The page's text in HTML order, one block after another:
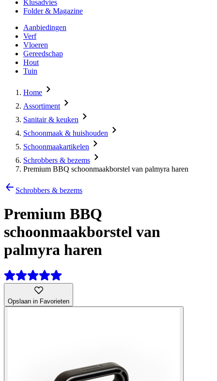
Klusadvies
Folder & Magazine
Aanbiedingen
Verf
Vloeren
Gereedschap
Hout
Tuin
Home
Assortiment
Sanitair & keuken
Schoonmaak & huishouden
Schoonmaakartikelen
Schrobbers & bezems
Premium BBQ schoonmaakborstel van palmyra haren
Schrobbers & bezems
Premium BBQ
schoonmaakborstel van
palmyra haren
Opslaan in Favorieten